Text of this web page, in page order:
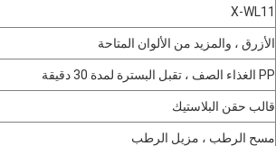
X-WL11
الأزرق ، والمزيد من الألوان المتاحة
PP الغذاء الصف ، تقبل البسترة لمدة 30 دقيقة
قالب حقن البلاستيك
مسح الرطب ، مزيل الرطب